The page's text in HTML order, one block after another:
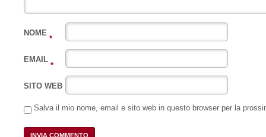
NOME
*
EMAIL
*
SITO WEB
Salva il mio nome, email e sito web in questo browser per la